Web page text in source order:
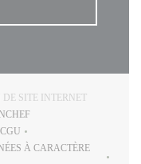
SITE INTERNET
((OUVRE UNE
CGU
À CARACTÈRE